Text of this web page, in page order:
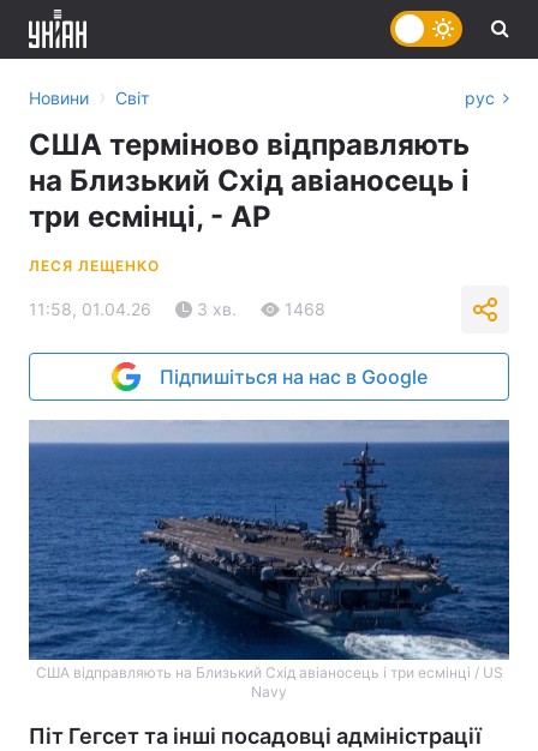
Новини › Світ рус
США терміново відправляють
на Близький Схід авіаносець і
три есмінці, - АР
ЛЕСЯ ЛЕЩЕНКО
11:58, 01.04.26 3 хв. 1468
Підпишіться на нас в Google
США відправляють на Близький Схід авіаносець і три есмінці / US
Navy
Піт Гегсет та інші посадовці адміністрації